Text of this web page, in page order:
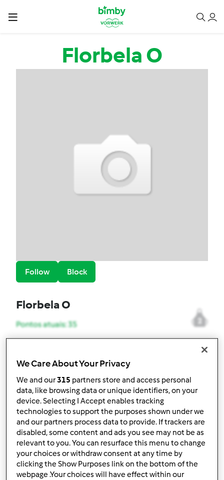
Passar para o conteúdo principal
Florbela O
Follow Block
Florbela O
2
Pontos atuais: 35
Queijadas de leite
Receitas mais comentada
Bolachas com pedaços de chocolate da Leonor
Sousa Bastos
Comentários
0
We Care About Your Privacy
We and our315 partners store and access personal
data, like browsing data or unique identifiers, on your
device. Selecting I Accept enables tracking
technologies to support the purposes shown under we
and our partners process data to provide. If trackers are
disabled, some content and ads you see may not be as
relevant to you. You can resurface this menu to change
your choices or withdraw consent at any time by
clicking the Show Purposes link on the bottom of the
webpage .Your choices will have effect within our